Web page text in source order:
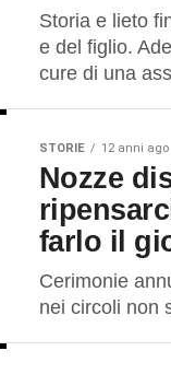
Storia e lieto
e del figlio.
cure di una
STORIE 12 anni ago
Nozze
farlo il
Cerimonie
nei circoli non